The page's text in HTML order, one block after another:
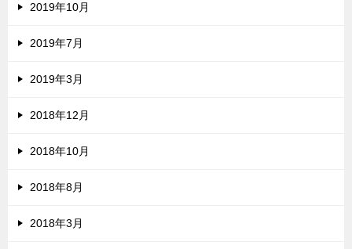
2019年10月
2019年7月
2019年3月
2018年12月
2018年10月
2018年8月
2018年3月